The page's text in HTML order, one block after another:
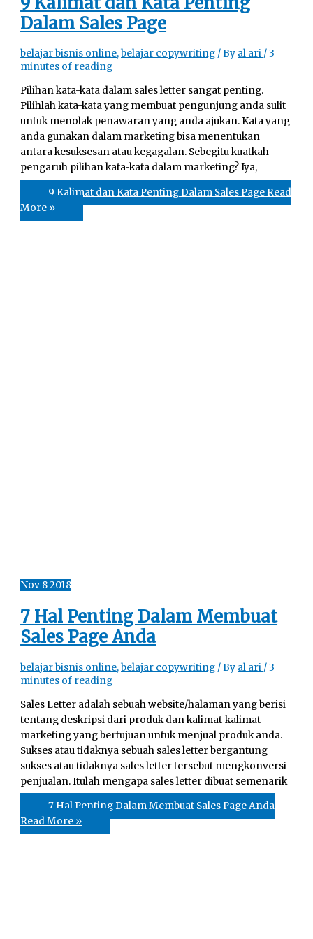
Dalam Sales Page
belajar bisnis online, belajar copywriting/ By al ari/3
minutes of reading
Pilihan kata-kata dalam sales letter sangat penting.
Pilihlah kata-kata yang membuat pengunjung anda sulit
untuk menolak penawaran yang anda ajukan. Kata yang
anda gunakan dalam marketing bisa menentukan
antara kesuksesan atau kegagalan. Sebegitu kuatkah
pengaruh pilihan kata-kata dalam marketing? Iya,
9 Kalimat dan Kata Penting Dalam Sales Page Read
More »
Nov 82018
7 Hal Penting Dalam Membuat
Sales Page Anda
belajar bisnis online,belajar copywriting / By al ari /3
minutes of reading
Sales Letter adalah sebuah website/halaman yang berisi
tentang deskripsi dari produk dan kalimat-kalimat
marketing yang bertujuan untuk menjual produk anda.
Sukses atau tidaknya sebuah sales letter bergantung
sukses atau tidaknya sales letter tersebut mengkonversi
penjualan. Itulah mengapa sales letter dibuat semenarik
7 Hal Penting Dalam Membuat Sales Page Anda
Read More »